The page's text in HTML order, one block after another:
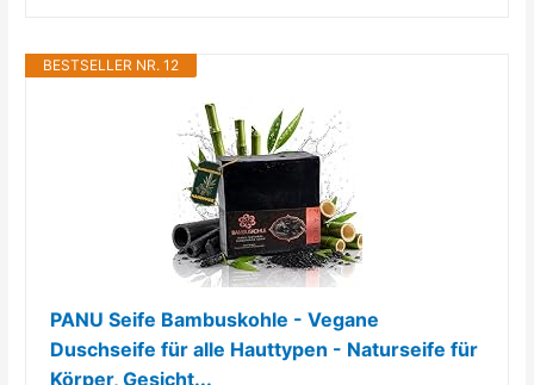
BESTSELLER NR. 12
PANU Seife Bambuskohle - Vegane
Duschseife für alle Hauttypen - Naturseife für
Körper, Gesicht...